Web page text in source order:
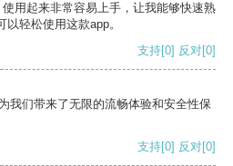
用起来非常容易上手，让我能够快速熟
轻松使用这款app。
支持[0] 反对[0]
我们带来了无限的流畅体验和安全性保
支持[0] 反对[0]